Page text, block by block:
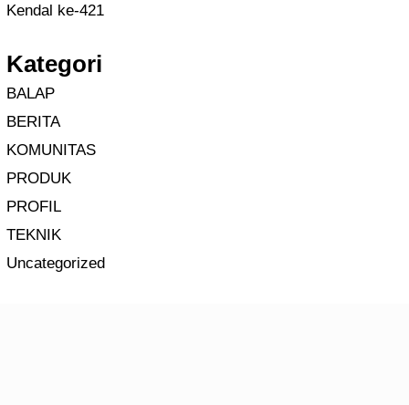
Kendal ke-421
Kategori
BALAP
BERITA
KOMUNITAS
PRODUK
PROFIL
TEKNIK
Uncategorized